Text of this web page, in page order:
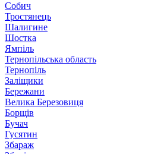
Собич
Тростянець
Шалигине
Шостка
Ямпіль
Тернопільська область
Тернопіль
Заліщики
Бережани
Велика Березовиця
Борщів
Бучач
Гусятин
Збараж